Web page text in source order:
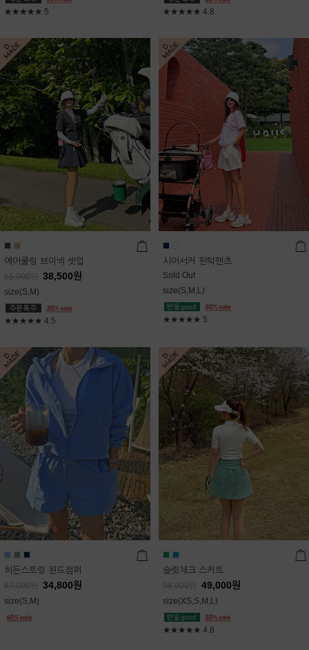
★★★★★ 5 ★★★★★ 4.8
에어쿨링 브이넥 셋업
55,000 38,500원
size(S,M)
★★★★★ 4.5
시어서커 핀턱팬츠
Sold Out
size(S,M,L)
★★★★★ 5
히든스트링 윈드점퍼
87,000 34,800원
size(S,M)
슬릿체크 스커트
98,000 49,000원
size(XS,S,M,L)
★★★★★ 4.6